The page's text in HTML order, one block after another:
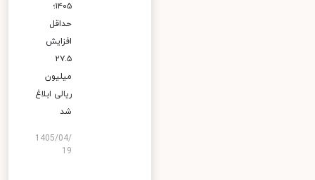
۱۴۰۵؛
حداقل
افزایش
۲۷.۵
میلیون
ریالی ابلاغ
شد
1405/04/
19